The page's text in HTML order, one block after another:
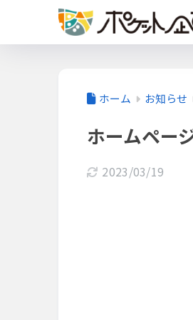
ホーム お知らせ
ホームペー
2023/03/19